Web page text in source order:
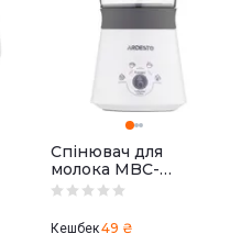
Спінювач для
молока MBC-
Y300W
Кешбек49 ₴